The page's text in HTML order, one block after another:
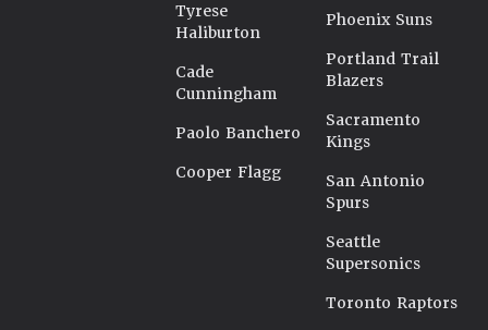
Tyrese
Haliburton
Cade
Cunningham
Paolo Banchero
Cooper Flagg
Phoenix Suns
Portland Trail
Blazers
Sacramento
Kings
San Antonio
Spurs
Seattle
Supersonics
Toronto Raptors